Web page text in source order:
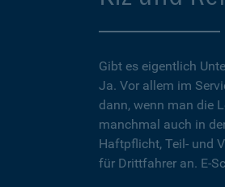
Gibt es eigentlich
Ja. Vor allem im
dann, wenn man die
manchmal auch in
Haftpflicht, Teil- und
für Drittfahrer an. E-